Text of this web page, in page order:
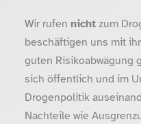
Wir rufen nichtzum
beschäftigen uns mit
guten Risikoabwägung
sich öffentlich und im
Drogenpolitik
Nachteile wie